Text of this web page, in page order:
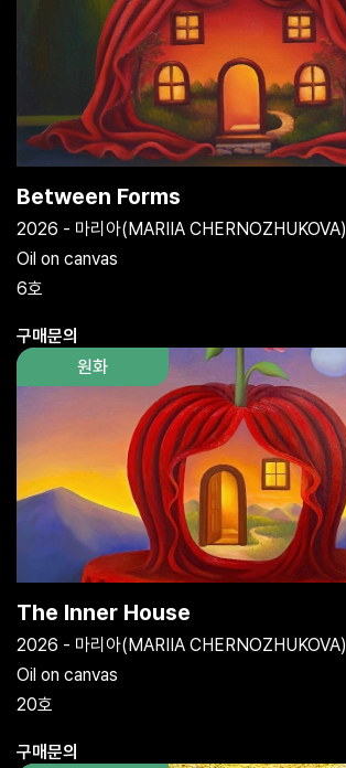
Between Forms
2026 - 마리아(MARIIA CHERNOZHUKOVA)
Oil on canvas
6호
구매문의
원화
The Inner House
2026 - 마리아(MARIIA CHERNOZHUKOVA)
Oil on canvas
20호
구매문의